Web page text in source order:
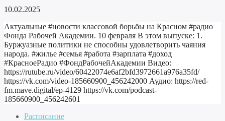
10.02.2025
Актуальные #новости классовой борьбы на Красном #радио
Фонда Рабочей Академии. 10 февраля В этом выпуске: 1.
Буржуазные политики не способны удовлетворить чаяния
народа. #жилье #семья #работа #зарплата #доход
#КрасноеРадио #ФондРабочейАкадемии Видео:
https://rutube.ru/video/60422074e6af2bfd3972661a976a35fd/
https://vk.com/video-185660900_456242000 Аудио: https://red-
fm.mave.digital/ep-4129 https://vk.com/podcast-
185660900_456242601
Расписание